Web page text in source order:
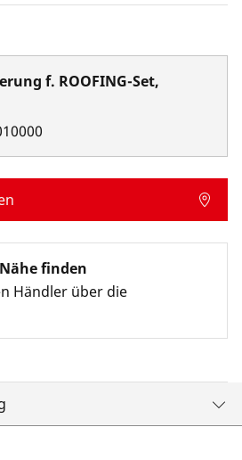
f. ROOFING-Set,
finden
Händler über die